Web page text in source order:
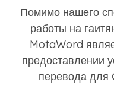
Помимо нашего
работы на
MotaWord
предоставлении
перевода для